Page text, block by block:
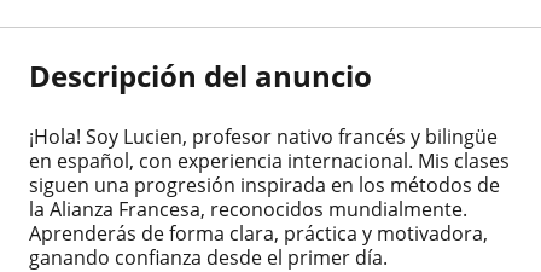
Descripción del anuncio
¡Hola! Soy Lucien, profesor nativo francés y bilingüe
en español, con experiencia internacional. Mis clases
siguen una progresión inspirada en los métodos de
la Alianza Francesa, reconocidos mundialmente.
Aprenderás de forma clara, práctica y motivadora,
ganando confianza desde el primer día.